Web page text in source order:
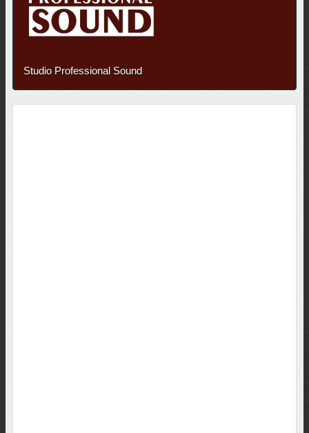
Studio Professional Sound